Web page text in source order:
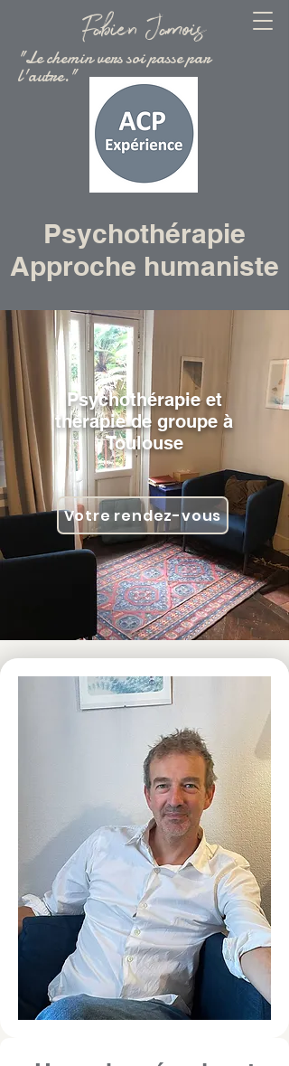
Fabien Jamois
"Le chemin vers soi passe par
l'autre."
Psychothérapie
Approche humaniste
Psychothérapie et
thérapie de groupe à
Toulouse
Votre rendez-vous